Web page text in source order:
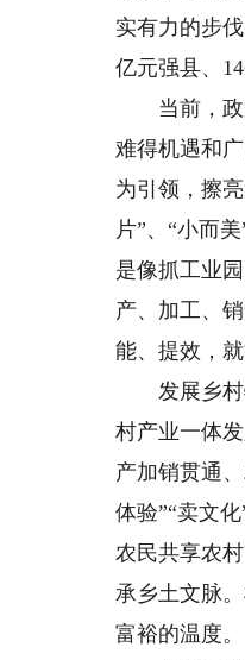
实有力的步
亿元强县、
当前，政策
难得机遇和
为引领，擦
片”、“小而
是像抓工业
产、加工、
能、提效，
发展乡村特
村产业一体
产加销贯通
体验”“卖文
农民共享农
承乡土文脉
富裕的温度。